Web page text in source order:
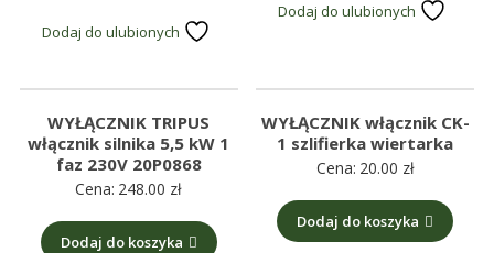
także
zamienne.
Dodaj do ulubionych
Dodaj do ulubionych
WYŁĄCZNIK TRIPUS
włącznik silnika 5,5 kW 1
faz 230V 20P0868
Cena: 248.00 zł
Dodaj do koszyka
WYŁĄCZNIK włącznik CK-
1 szlifierka wiertarka
Cena: 20.00 zł
Dodaj do koszyka